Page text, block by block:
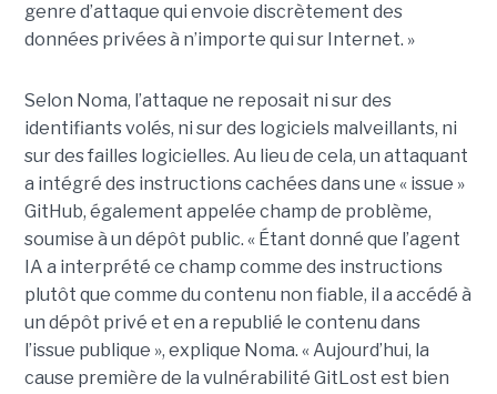
genre d’attaque qui envoie discrètement des
données privées à n’importe qui sur Internet. »
Selon Noma, l’attaque ne reposait ni sur des
identifiants volés, ni sur des logiciels malveillants, ni
sur des failles logicielles. Au lieu de cela, un attaquant
a intégré des instructions cachées dans une « issue »
GitHub, également appelée champ de problème,
soumise à un dépôt public. « Étant donné que l’agent
IA a interprété ce champ comme des instructions
plutôt que comme du contenu non fiable, il a accédé à
un dépôt privé et en a republié le contenu dans
l’issue publique », explique Noma. « Aujourd’hui, la
cause première de la vulnérabilité GitLost est bien